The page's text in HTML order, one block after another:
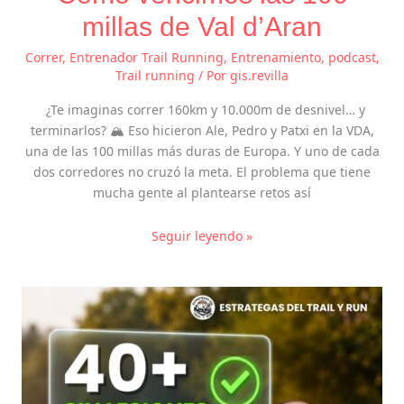
millas de Val d’Aran
Correr, Entrenador Trail Running, Entrenamiento, podcast,
Trail running / Por gis.revilla
¿Te imaginas correr 160km y 10.000m de desnivel… y
terminarlos? 🏔️ Eso hicieron Ale, Pedro y Patxi en la VDA,
una de las 100 millas más duras de Europa. Y uno de cada
dos corredores no cruzó la meta. El problema que tiene
mucha gente al plantearse retos así
Seguir leyendo »
Correr
a
partir
de
los
40: